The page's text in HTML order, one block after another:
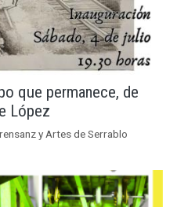
que permanece, de
López
y Artes de Serrablo